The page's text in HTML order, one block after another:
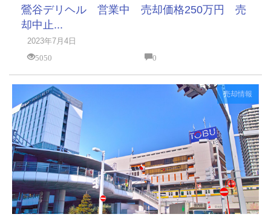
鶯谷デリヘル 営業中 売却価格250万円 売
却中止...
2023年7月4日
5050
0
売却情報